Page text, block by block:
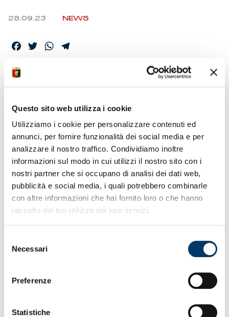
Questo sito web utilizza i cookie
Utilizziamo i cookie per personalizzare contenuti ed
annunci, per fornire funzionalità dei social media e per
analizzare il nostro traffico. Condividiamo inoltre
informazioni sul modo in cui utilizzi il nostro sito con i
nostri partner che si occupano di analisi dei dati web,
pubblicità e social media, i quali potrebbero combinarle
con altre informazioni che hai fornito loro o che hanno
raccolto dal tuo utilizzo dei loro servizi.
delNecessari
Preferenze
Statistiche
28.09.23 NEWS
Facebook
TwitterWhatsApp
L’ELENCO DEL
GRUPPO IN RITIRO
PER IL MATCH
La rosa dei giocatori e portieri selezionati dallo staff
tecnico per la partita Genoa-Roma
La squadra ha
raggiunto il ritiro pre-partita al termine della rifinitura
eseguita in mattinata.